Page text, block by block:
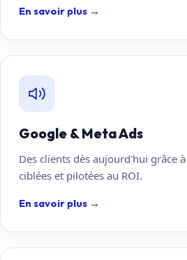
En savoir plus →
Google & Meta Ads
Des clients dès aujourd'hui grâce
ciblées et pilotées au ROI.
En savoir plus →